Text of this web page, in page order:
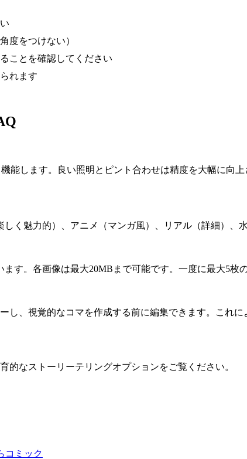
度をつけない）
ことを確認してください
れます
能します。良い照明とピント合わせは精度を大幅に向
く魅力的）、アニメ（マンガ風）、リアル（詳細）、
ます。各画像は最大20MBまで可能です。一度に最大5枚
、視覚的なコマを作成する前に編集できます。これに
なストーリーテリングオプションをご覧ください。
コミック